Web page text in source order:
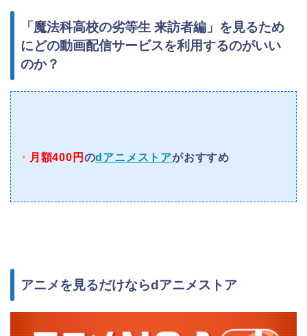
「魔法科高校の劣等生 来訪者編」を見るため
にどの動画配信サービスを利用するのがいい
のか？
・ 月額400円 のdアニメストアがおすすめ
アニメを見るだけならdアニメストア